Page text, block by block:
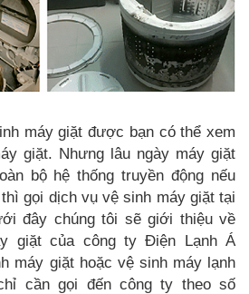
máy giặt được bạn có thể xem
giặt. Nhưng lâu ngày máy giặt
bộ hệ thống truyền động nếu
gọi dịch vụ vệ sinh máy giặt tại
đây chúng tôi sẽ giới thiệu về
giặt của công ty Điện Lạnh Á
máy giặt hoặc vệ sinh máy lạnh
cần gọi đến công ty theo số